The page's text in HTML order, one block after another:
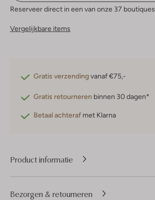
Reserveer direct in een van onze 37 boutiques
Vergelijkbare items
Gratis verzendingvanaf €75,-
Gratis retourneren binnen 30 dagen*
Betaal achteraf met Klarna
Product informatie
Bezorgen & retourneren